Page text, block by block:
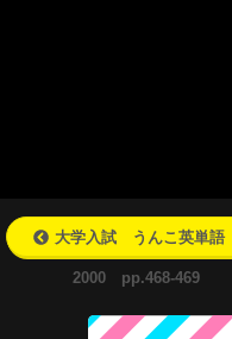
大学入試 うんこ英単語
2000 pp.468-469